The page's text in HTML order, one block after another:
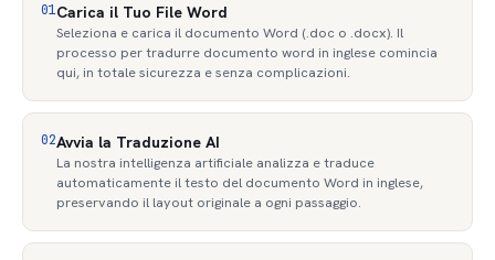
01Carica il Tuo File Word
Seleziona e carica il documento Word (.doc o .docx). Il
processo per tradurre documento word in inglese comincia
qui, in totale sicurezza e senza complicazioni.
02Avvia la Traduzione AI
La nostra intelligenza artificiale analizza e traduce
automaticamente il testo del documento Word in inglese,
preservando il layout originale a ogni passaggio.